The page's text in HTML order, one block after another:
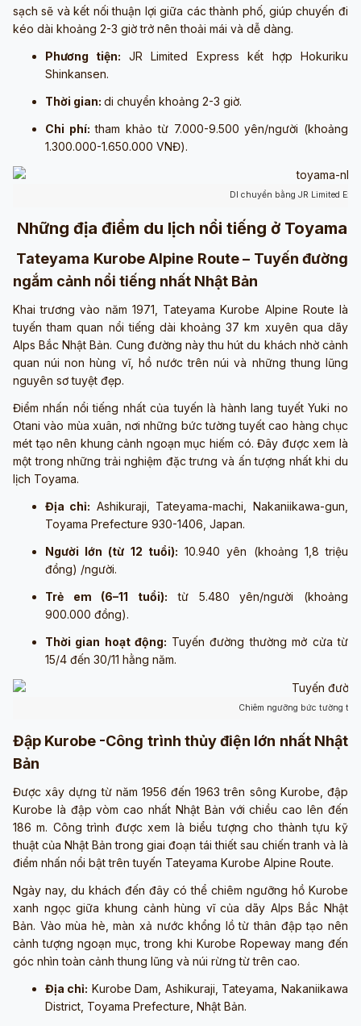
sạch sẽ và kết nối thuận lợi giữa các thành phố, giúp chuyến đi
kéo dài khoảng 2-3 giờ trở nên thoải mái và dễ dàng.
Phương tiện: JR Limited Express kết hợp Hokuriku
Shinkansen.
Thời gian: di chuyển khoảng 2-3 giờ.
Chi phí: tham khảo từ 7.000-9.500 yên/người (khoảng
1.300.000-1.650.000 VNĐ).
DI chuyển bằng JR Limited
Những địa điểm du lịch nổi tiếng ở Toyama
Tateyama Kurobe Alpine Route – Tuyến đường
ngắm cảnh nổi tiếng nhất Nhật Bản
Khai trương vào năm 1971, Tateyama Kurobe Alpine Route là
tuyến tham quan nổi tiếng dài khoảng 37 km xuyên qua dãy
Alps Bắc Nhật Bản. Cung đường này thu hút du khách nhờ cảnh
quan núi non hùng vĩ, hồ nước trên núi và những thung lũng
nguyên sơ tuyệt đẹp.
Điểm nhấn nổi tiếng nhất của tuyến là hành lang tuyết Yuki no
Otani vào mùa xuân, nơi những bức tường tuyết cao hàng chục
mét tạo nên khung cảnh ngoạn mục hiếm có. Đây được xem là
một trong những trải nghiệm đặc trưng và ấn tượng nhất khi du
lịch Toyama.
Địa chỉ: Ashikuraji, Tateyama-machi, Nakaniikawa-gun,
Toyama Prefecture 930-1406, Japan.
Người lớn (từ 12 tuổi): 10.940 yên (khoảng 1,8 triệu
đồng) /người.
Trẻ em (6–11 tuổi): từ 5.480 yên/người (khoảng
900.000 đồng).
Thời gian hoạt động: Tuyến đường thường mở cửa từ
15/4 đến 30/11 hằng năm.
Chiêm ngưỡng bức tường
Đập Kurobe -Công trình thủy điện lớn nhất Nhật
Bản
Được xây dựng từ năm 1956 đến 1963 trên sông Kurobe, đập
Kurobe là đập vòm cao nhất Nhật Bản với chiều cao lên đến
186 m. Công trình được xem là biểu tượng cho thành tựu kỹ
thuật của Nhật Bản trong giai đoạn tái thiết sau chiến tranh và là
điểm nhấn nổi bật trên tuyến Tateyama Kurobe Alpine Route.
Ngày nay, du khách đến đây có thể chiêm ngưỡng hồ Kurobe
xanh ngọc giữa khung cảnh hùng vĩ của dãy Alps Bắc Nhật
Bản. Vào mùa hè, màn xả nước khổng lồ từ thân đập tạo nên
cảnh tượng ngoạn mục, trong khi Kurobe Ropeway mang đến
góc nhìn toàn cảnh thung lũng và núi rừng từ trên cao.
Địa chỉ: Kurobe Dam, Ashikuraji, Tateyama, Nakaniikawa
District, Toyama Prefecture, Nhật Bản.